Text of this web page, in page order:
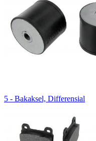
5 - Bakaksel, Differensial